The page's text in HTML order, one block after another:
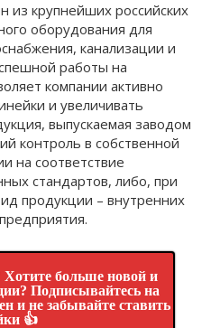
из крупнейших российских
оборудования для
канализации и
работы на
компании активно
и увеличивать
выпускаемая заводом
контроль в собственной
на соответствие
стандартов, либо, при
продукции – внутренних
Хотите больше новой и
Подписывайтесь на
и не забывайте ставить
👍